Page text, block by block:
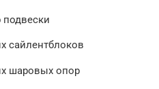
подвески
сайлентблоков
шаровых опор